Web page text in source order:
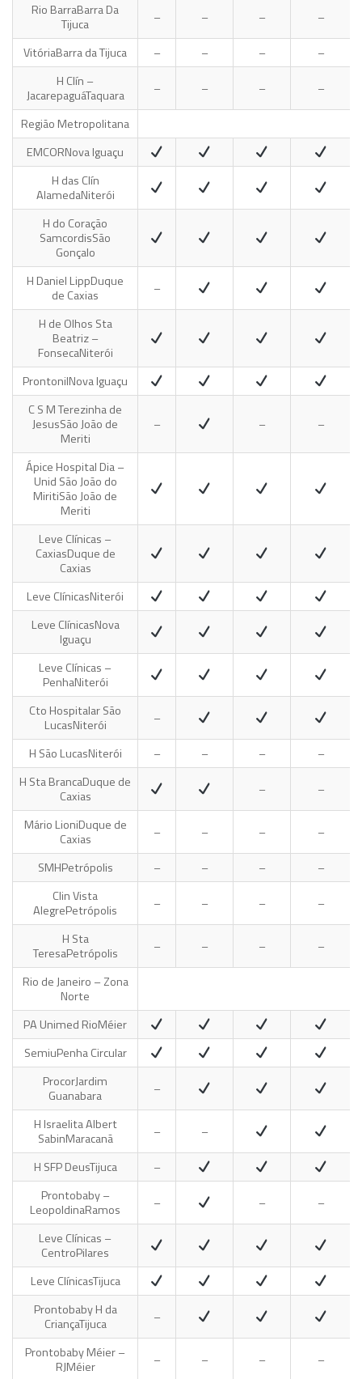
Rio BarraBarra Da
Tijuca
– – –
–
VitóriaBarra da Tijuca – – –
–
H Clín –
JacarepaguáTaquara – – –
–
Região Metropolitana
EMCORNova Iguaçu
H das Clín
AlamedaNiterói
H do Coração
SamcordisSão
Gonçalo
H Daniel LippDuque
de Caxias
–
H de Olhos Sta
Beatriz –
FonsecaNiterói
ProntonilNova Iguaçu
C S M Terezinha de
JesusSão João de
Meriti
– – –
Ápice Hospital Dia –
Unid São João do
MiritiSão João de
Meriti
Leve Clínicas –
CaxiasDuque de
Caxias
Leve ClínicasNiterói
Leve ClínicasNova
Iguaçu
Leve Clínicas –
PenhaNiterói
Cto Hospitalar São
LucasNiterói
–
H São LucasNiterói – – –
–
H Sta BrancaDuque de
Caxias
–
–
Mário LioniDuque de
Caxias
– – –
–
SMHPetrópolis – – –
–
Clin Vista
AlegrePetrópolis – – –
–
H Sta
TeresaPetrópolis – – –
–
Rio de Janeiro – Zona
Norte
PA Unimed RioMéier
SemiuPenha Circular
ProcorJardim
Guanabara
–
H Israelita Albert
SabinMaracanã –
–
H SFP DeusTijuca
–
Prontobaby –
LeopoldinaRamos – –
–
Leve Clínicas –
CentroPilares
Leve ClínicasTijuca
Prontobaby H da
CriançaTijuca
–
Prontobaby Méier –
RJMéier – – – –